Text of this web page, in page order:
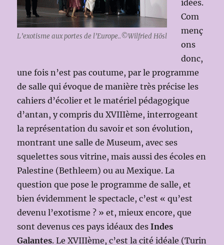
L’exotisme aux portes de l’Europe..©Wilfried Hösl
idées.
Com
menç
ons
donc,
une fois n’est pas coutume, par le programme
de salle qui évoque de manière très précise les
cahiers d’écolier et le matériel pédagogique
d’antan, y compris du XVIIIème, interrogeant
la représentation du savoir et son évolution,
montrant une salle de Museum, avec ses
squelettes sous vitrine, mais aussi des écoles en
Palestine (Bethleem) ou au Mexique. La
question que pose le programme de salle, et
bien évidemment le spectacle, c’est « qu’est
devenu l’exotisme ? » et, mieux encore, que
sont devenus ces pays idéaux desIndes
Galantes. Le XVIIIème, c’est la cité idéale (Turin